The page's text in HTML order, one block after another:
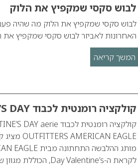
לבוש סקסי שמקפיץ את הלוק
לבוש סקסי שמקפיץ את הלוק מה שהיה
האחרונות לאביזר לבוש סקסי שמקפיץ את
המשך קריאה
קולקציה רומנטית לכבוד VALENTINE’S DAY
לקראת ה-Day Valentine’s, הכוללת מגוון של חזיות וברלטים בצבעוניות רומנטית,…